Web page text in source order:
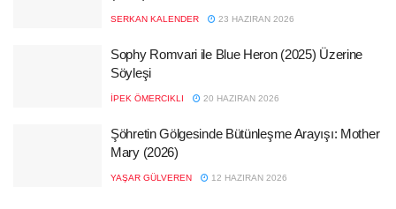
SERKAN KALENDER 23 HAZIRAN 2026
Sophy Romvari ile Blue Heron (2025) Üzerine
Söyleşi
İPEK ÖMERCIKLI 20 HAZIRAN 2026
Şöhretin Gölgesinde Bütünleşme Arayışı: Mother
Mary (2026)
YAŞAR GÜLVEREN 12 HAZIRAN 2026